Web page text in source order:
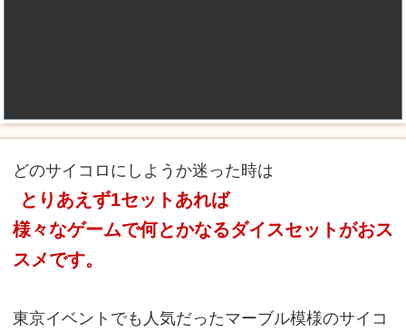
どのサイコロにしようか迷った時は
とりあえず1セットあれば
様々なゲームで何とかなるダイスセットがおス
スメです。
東京イベントでも人気だったマーブル模様のサイコ